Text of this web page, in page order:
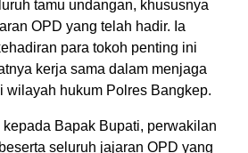
tamu undangan, khususnya
OPD yang telah hadir. Ia
para tokoh penting ini
kerja sama dalam menjaga
wilayah hukum Polres Bangkep.
kepada Bapak Bupati, perwakilan
seluruh jajaran OPD yang